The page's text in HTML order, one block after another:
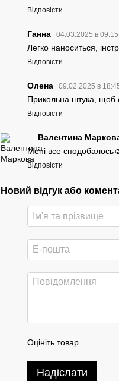
Відповісти
Ганна 04.03.2025 в 09:15
Легко наноситься,
Відповісти
Олена 09.02.2025 в
Прикольна штука, щоб
Відповісти
Валентина
Мені все
Відповісти
Новий відгук або
Оцініть товар
Надіслати